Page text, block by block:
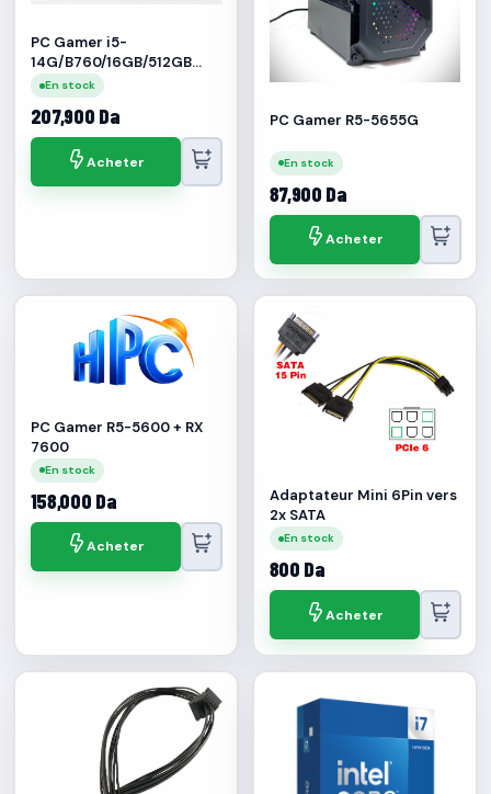
PC Gamer i5-
14G/B760/16GB/512GB
NVMe/RTX3060 12GB
En stock
207,900 Da
Acheter
PC Gamer R5-5655G
En stock
87,900 Da
Acheter
PC Gamer R5-5600 + RX
7600
En stock
158,000 Da
Acheter
Adaptateur Mini 6Pin vers
2x SATA
En stock
800 Da
Acheter